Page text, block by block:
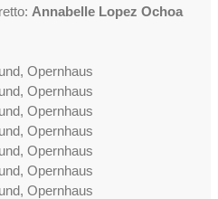
Annabelle Lopez Ochoa
Opernhaus
Opernhaus
Opernhaus
Opernhaus
Opernhaus
Opernhaus
Opernhaus